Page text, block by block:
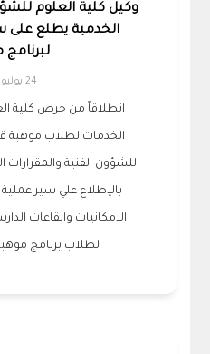
وكيل كلية العلوم
الخدمية يطلع على
24 يوليو 2023
انطلاقاً من حرص كلية
الخدمات لطلاب موهبة
للشؤون الفنية والمقرارات
بالإطلاع علي سير
الامكانيات والقاعات
لطلاب برنامج موهبة